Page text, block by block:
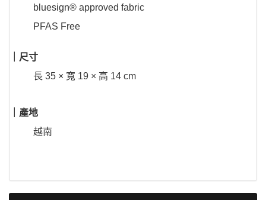
bluesign® approved fabric
PFAS Free
｜尺寸
長 35 × 寬 19 × 高 14 cm
｜產地
越南